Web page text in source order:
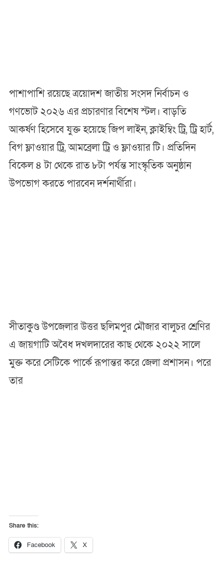
পাশাপাশি রয়েছে ত্রয়োদশ জাতীয় সংসদ নির্বাচন ও
গণভোট ২০২৬ এর প্রচারণার বিশেষ স্টল। বাড়তি
আকর্ষণ হিসেবে যুক্ত হয়েছে জিপ লাইন, ক্লাইম্বিং ট্রি, ট্রি হার্ট,
বিগ ফ্লাওয়ার ট্রি, আমব্রেলা ট্রি ও ফ্লাওয়ার টি। প্রতিদিন
বিকেল ৪ টা থেকে রাত ৮টা পর্যন্ত সাংস্কৃতিক অনুষ্ঠান
উপভোগ করতে পারবেন দর্শনার্থীরা।
সীতাকুণ্ড উপজেলার উত্তর ছলিমপুর মৌজার বালুচর শ্রেণির
এ জায়গাটি অবৈধ দখলদারের কাছ থেকে ২০২২ সালে
মুক্ত করে সেটিকে পার্কে রূপান্তর করে জেলা প্রশাসন। পরে
তার
Share this:
Facebook X